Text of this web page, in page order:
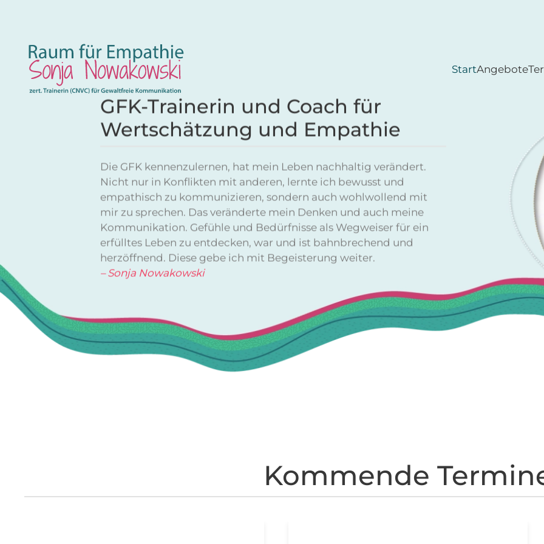
StartAngebote
GFK-Trainerin und Coach für
Wertschätzung und Empathie
Die GFK kennenzulernen, hat mein Leben nachhaltig verändert.
Nicht nur in Konflikten mit anderen, lernte ich bewusst und
empathisch zu kommunizieren, sondern auch wohlwollend mit
mir zu sprechen. Das veränderte mein Denken und auch meine
Kommunikation. Gefühle und Bedürfnisse als Wegweiser für ein
erfülltes Leben zu entdecken, war und ist bahnbrechend und
herzöffnend. Diese gebe ich mit Begeisterung weiter.
– Sonja Nowakowski
Kommende